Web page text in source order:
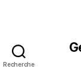
Recherche